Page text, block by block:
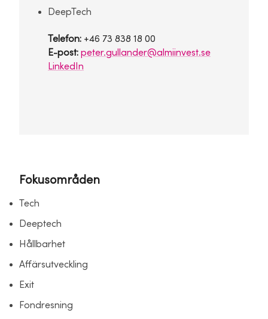
DeepTech
Telefon: +46 73 838 18 00
E-post: peter.gullander@almiinvest.se
LinkedIn
Fokusområden
Tech
Deeptech
Hållbarhet
Affärsutveckling
Exit
Fondresning